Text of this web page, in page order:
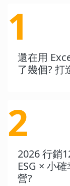
1
還在用
了幾個? 打
2
2026 行銷
ESG × 小
營?